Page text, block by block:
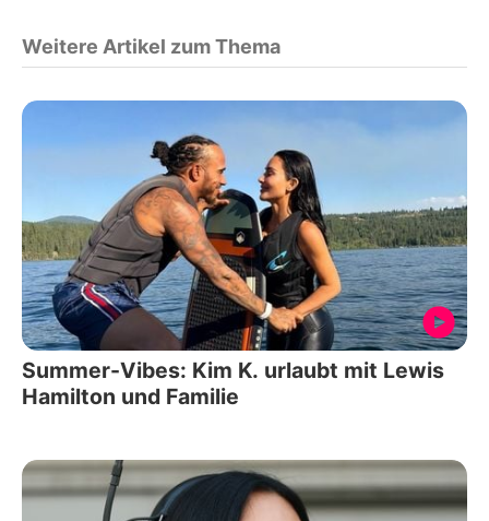
Weitere Artikel zum Thema
Summer-Vibes: Kim K. urlaubt mit Lewis
Hamilton und Familie